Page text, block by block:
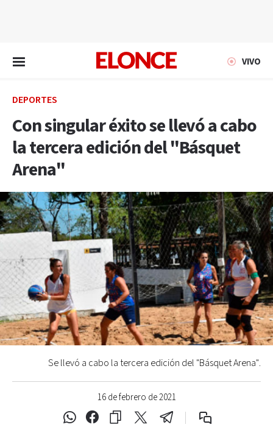
VIVO
DEPORTES
Con singular éxito se llevó a cabo
la tercera edición del "Básquet
Arena"
16 de febrero de 2021
Se llevó a cabo la tercera edición del "Básquet Arena".